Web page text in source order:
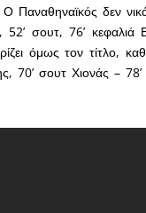
Παναθηναϊκός δεν
σουτ, 76’
όμως τον τίτλο,
70’ σουτ Χιονάς –